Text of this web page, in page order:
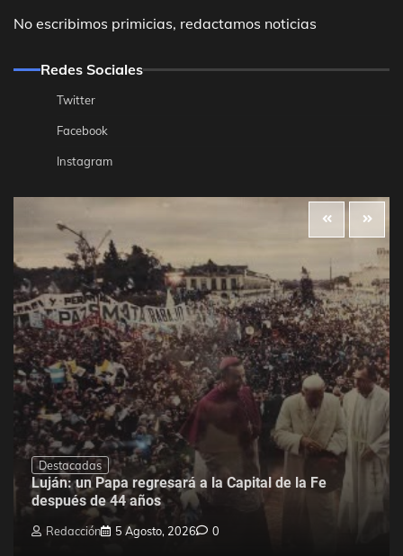
No escribimos primicias, redactamos noticias
Redes Sociales
Twitter
Facebook
Instagram
Destacadas
Luján: un Papa regresará a la Capital de la Fe
después de 44 años
Redacción 5 Agosto, 2026 0